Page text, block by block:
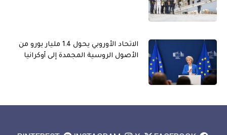
الاتحاد الأوروبي يحول 1.4 مليار يورو من
الأصول الروسية المجمدة إلى أوكرانيا